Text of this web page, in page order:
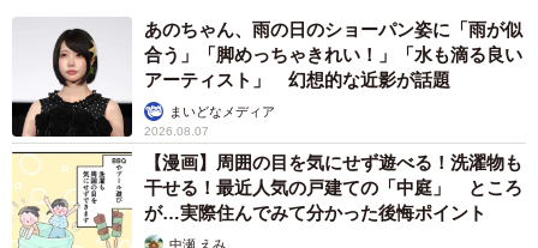
あのちゃん、雨の日のショーパン姿に「雨が似
合う」「脚めっちゃきれい！」「水も滴る良い
アーティスト」 幻想的な近影が話題
まいどなメディア
2026.08.07
【漫画】周囲の目を気にせず遊べる！洗濯物も
干せる！最近人気の戸建ての「中庭」 ところ
が…実際住んでみて分かった後悔ポイント
中瀬 えみ